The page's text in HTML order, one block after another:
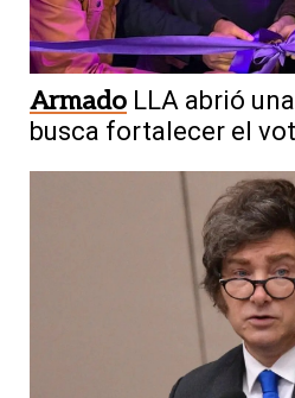
Armado LLA abrió
busca fortalecer el